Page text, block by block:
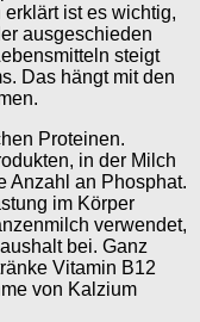
ist es wichtig,
ausgeschieden
steigt
Das hängt mit den
Proteinen.
in der Milch
Anzahl an Phosphat.
im Körper
verwendet,
bei. Ganz
Vitamin B12
von Kalzium